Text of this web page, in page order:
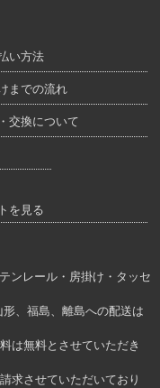
い方法
までの流れ
交換について
を見る
ンレール・房掛け・タッセ
、福島、離島への配送は
は無料とさせていただき
求させていただいており